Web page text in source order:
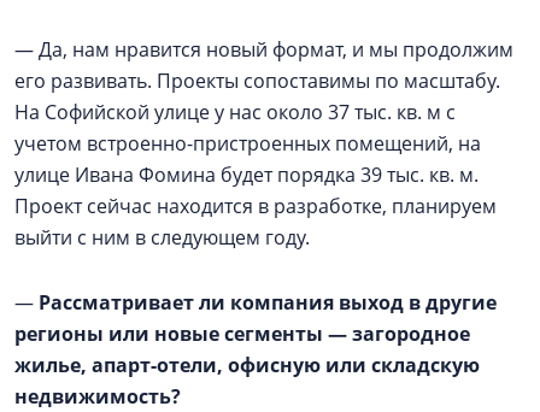
— Да, нам нравится новый формат, и мы продолжим
его развивать. Проекты сопоставимы по масштабу.
На Софийской улице у нас около 37 тыс. кв. м с
учетом встроенно-пристроенных помещений, на
улице Ивана Фомина будет порядка 39 тыс. кв. м.
Проект сейчас находится в разработке, планируем
выйти с ним в следующем году.
— Рассматривает ли компания выход в другие
регионы или новые сегменты — загородное
жилье, апарт-отели, офисную или складскую
недвижимость?